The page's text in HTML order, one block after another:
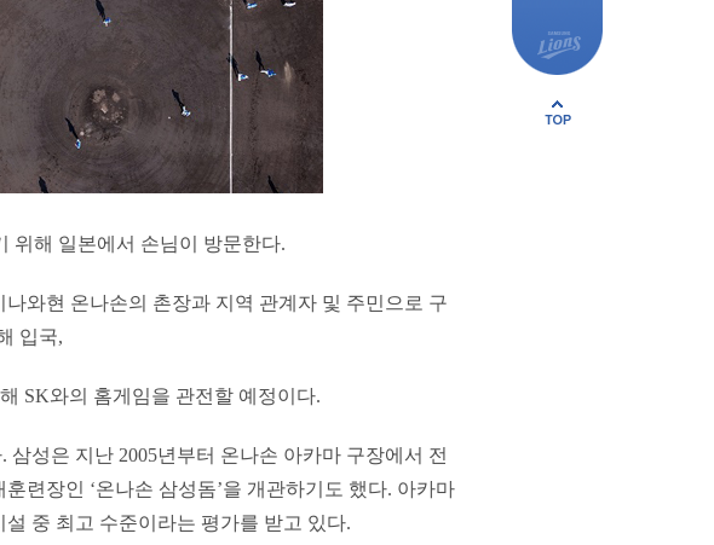
위해 일본에서 손님이 방문한다.
와현 온나손의 촌장과 지역 관계자 및 주민으로 구
입국,
SK와의 홈게임을 관전할 예정이다.
성은 지난 2005년부터 온나손 아카마 구장에서 전
련장인 ‘온나손 삼성돔’을 개관하기도 했다. 아카마
중 최고 수준이라는 평가를 받고 있다.